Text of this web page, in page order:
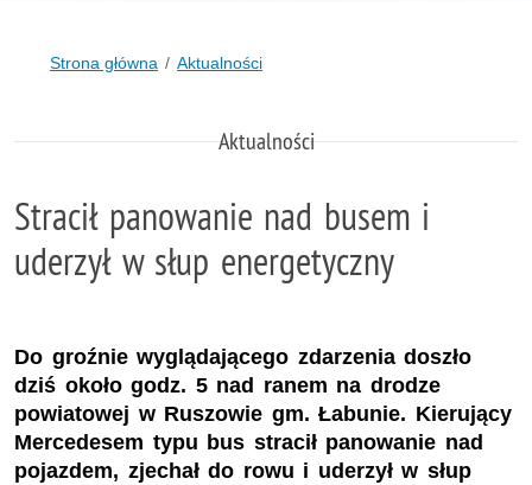
Strona główna Aktualności
Aktualności
Stracił panowanie nad busem i
uderzył w słup energetyczny
Do groźnie wyglądającego zdarzenia doszło
dziś około godz. 5 nad ranem na drodze
powiatowej w Ruszowie gm. Łabunie. Kierujący
Mercedesem typu bus stracił panowanie nad
pojazdem, zjechał do rowu i uderzył w słup